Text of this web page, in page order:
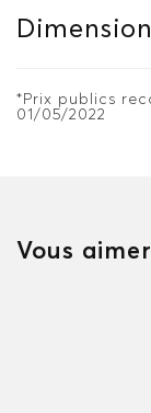
*Prix publics
01/05/2022
Vous